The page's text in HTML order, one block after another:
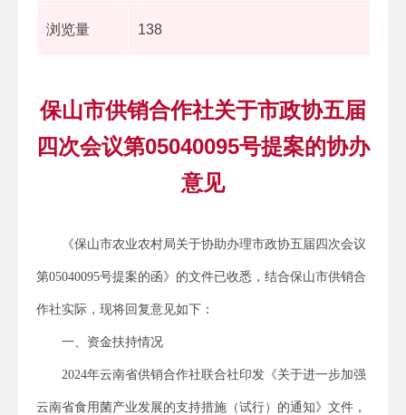
浏览量 138
保山市供销合作社关于市政协五届
四次会议第05040095号提案的协办
意见
《保山市农业农村局关于协助办理市政协五届四次会议
第05040095号提案的函》的文件已收悉，结合保山市供销合
作社实际，现将回复意见如下：
一、资金扶持情况
2024年云南省供销合作社联合社印发《关于进一步加强
云南省食用菌产业发展的支持措施（试行）的通知》文件，